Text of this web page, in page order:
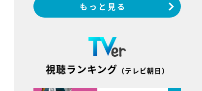
もっと見る
視聴ランキング （テレビ朝日）